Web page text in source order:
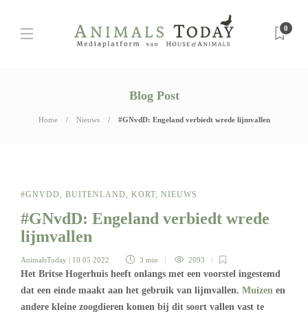
0
Blog Post
Home Nieuws #GNvdD: Engeland verbiedt wrede lijmvallen
#GNVDD, BUITENLAND, KORT, NIEUWS
#GNvdD: Engeland verbiedt wrede
lijmvallen
AnimalsToday | 10 05 2022 3 min 2093
Het Britse Hogerhuis heeft onlangs met een voorstel ingestemd
dat een einde maakt aan het gebruik van lijmvallen. Muizen en
andere kleine zoogdieren komen bij dit soort vallen vast te